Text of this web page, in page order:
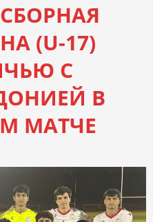
(U-17)
С
В
МАТЧЕ